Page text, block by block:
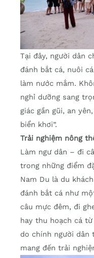
Tại đây, người dân
đánh bắt cá, nuôi
làm nước mắm.
nghỉ dưỡng sang
giác gần gũi, an
biển khơi”.
Trải nghiệm nông
Làm ngư dân – đi
trong những điểm
Nam Du là du
đánh bắt cá như
câu mực đêm, đi
hay thu hoạch cá
do chính người dân
mang đến trải